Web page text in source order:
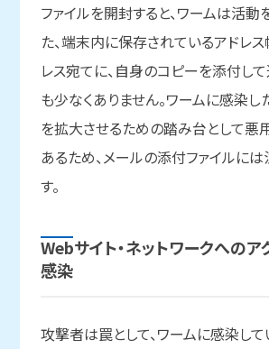
ファイルを開封すると、ワームは活動
た、端末内に保存されているアドレ
レス宛てに、自身のコピーを添付し
も少なくありません。ワームに感染し
を拡大させるための踏み台として悪
あるため、メールの添付ファイルに
す。
Webサイト・ネットワークへのア
感染
攻撃者は罠として、ワームに感染し